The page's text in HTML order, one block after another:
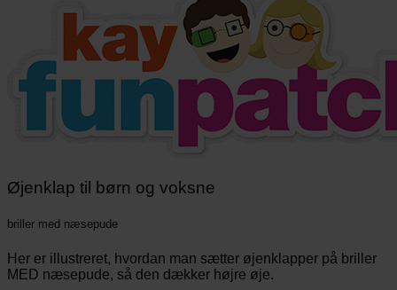
Øjenklap til børn og voksne
briller med næsepude
Her er illustreret, hvordan man sætter øjenklapper på briller
MED næsepude, så den dækker højre øje.